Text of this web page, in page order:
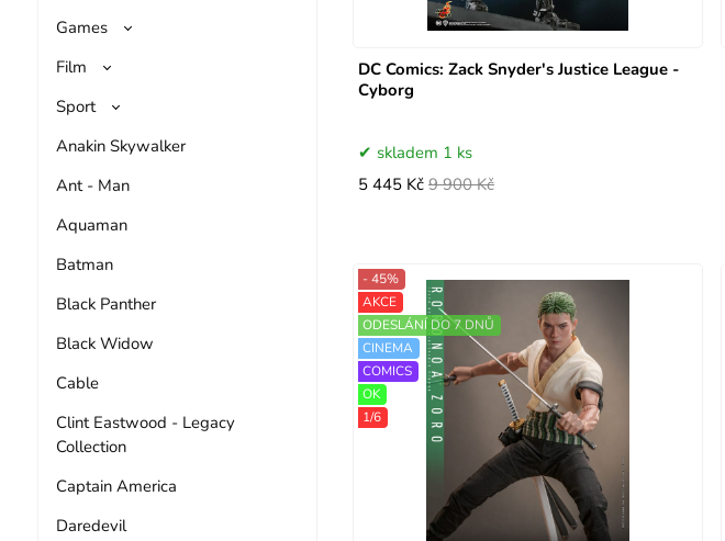
Games
Film
Sport
Anakin Skywalker
Ant - Man
Aquaman
Batman
Black Panther
Black Widow
Cable
Clint Eastwood - Legacy
Collection
Captain America
Daredevil
DC Comics: Zack Snyder's Justice League -
Cyborg
skladem 1 ks
5 445 Kč 9 900 Kč
- 45%
AKCE
ODESLÁNÍ DO 7 DNŮ
CINEMA
COMICS
OK
1/6